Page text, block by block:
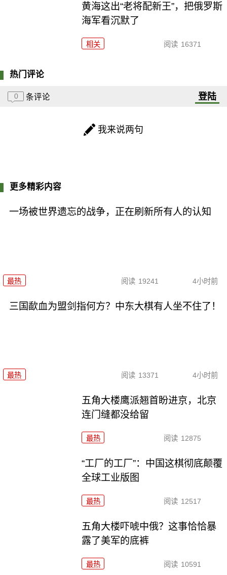
黄海这出“老将配新王”，把俄罗斯
海军看沉默了
相关 阅读 16371
热门评论
0 条评论 登陆
我来说两句
更多精彩内容
一场被世界遗忘的战争，正在刷新所有人的认知
最热 阅读 19241 4小时前
三国歃血为盟剑指何方？中东大棋有人坐不住了！
最热 阅读 13371 4小时前
五角大楼鹰派翘首盼进京，北京
连门缝都没给留
最热 阅读 12875
“工厂的工厂”：中国这棋彻底颠覆
全球工业版图
最热 阅读 12517
五角大楼吓唬中俄？这事恰恰暴
露了美军的底裤
最热 阅读 10591